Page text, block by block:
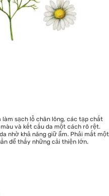
sạch lỗ chân lông, các tạp chất
và kết cấu da một cách rõ rệt.
nhờ khả năng giữ ẩm. Phải mất một
để thấy những cải thiện lớn.